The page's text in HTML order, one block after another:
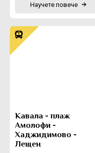
Научете повече
Кавала - плаж
Амолофи -
Хаджидимово -
Лещен